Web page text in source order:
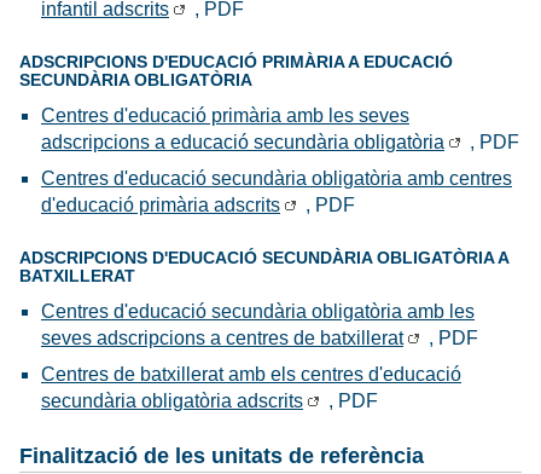
infantil adscrits
, PDF
ADSCRIPCIONS D'EDUCACIÓ PRIMÀRIA A EDUCACIÓ
SECUNDÀRIA OBLIGATÒRIA
Centres d'educació primària amb les seves
adscripcions a educació secundària obligatòria
, PDF
Centres d'educació secundària obligatòria amb centres
d'educació primària adscrits
, PDF
ADSCRIPCIONS D'EDUCACIÓ SECUNDÀRIA OBLIGATÒRIA A
BATXILLERAT
Centres d'educació secundària obligatòria amb les
seves adscripcions a centres de batxillerat
, PDF
Centres de batxillerat amb els centres d'educació
secundària obligatòria adscrits
, PDF
Finalització de les unitats de referència